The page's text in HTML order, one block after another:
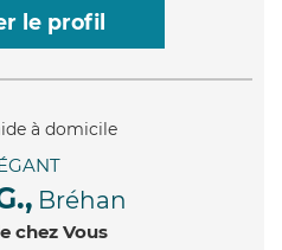
le profil
Bréhan
chez Vous